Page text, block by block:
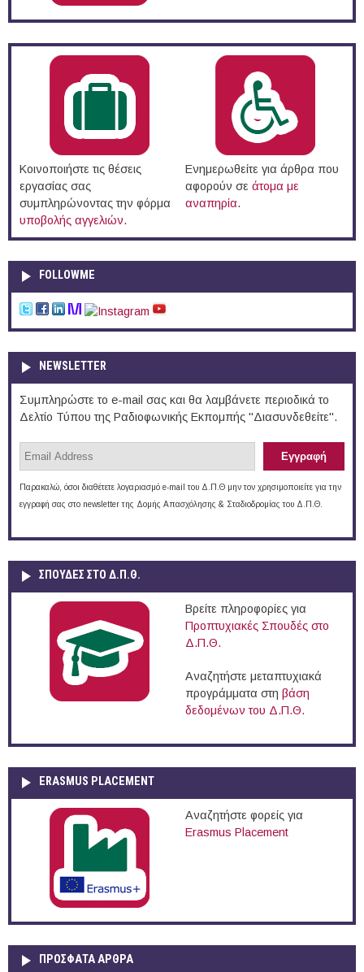
Κοινοποιήστε τις θέσεις
εργασίας σας
συμπληρώνοντας την φόρμα
υποβολής αγγελιών.
Ενημερωθείτε για άρθρα που
αφορούν σε άτομα με
αναπηρία.
FOLLOWME
NEWSLETTER
Συμπληρώστε το e-mail σας και θα λαμβάνετε περιοδικά το
Δελτίο Τύπου της Ραδιοφωνικής Εκπομπής "Διασυνδεθείτε".
Παρακαλώ, όσοι διαθέτετε λογαριασμό e-mail του Δ.Π.Θ μην τον χρησιμοποιείτε για την
εγγραφή σας στο newsletter της Δομής Απασχόλησης & Σταδιοδρομίας του Δ.Π.Θ.
ΣΠΟΥΔΈΣ ΣΤΟ Δ.Π.Θ.
Βρείτε πληροφορίες για
Προπτυχιακές Σπουδές στο
Δ.Π.Θ.
Αναζητήστε μεταπτυχιακά
προγράμματα στη βάση
δεδομένων του Δ.Π.Θ.
ERASMUS PLACEMENT
Αναζητήστε φορείς για
Erasmus Placement
ΠΡOΣΦΑΤΑ AΡΘΡΑ